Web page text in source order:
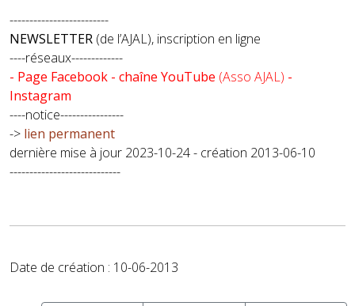
-------------------------
NEWSLETTER (de l’AJAL), inscription en ligne
----réseaux-------------
- Page Facebook - chaîne YouTube (Asso AJAL) -
Instagram
----notice----------------
-> lien permanent
dernière mise à jour 2023-10-24 - création 2013-06-10
----------------------------
Date de création : 10-06-2013